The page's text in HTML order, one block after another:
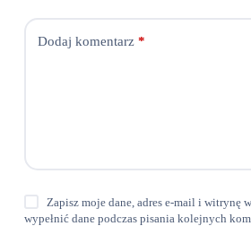
Dodaj komentarz*
Zapisz moje dane, adres e-mail i witrynę
wypełnić dane podczas pisania kolejnych